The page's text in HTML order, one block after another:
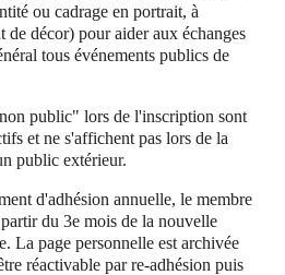
ou cadrage en portrait, à
de décor) pour aider aux échanges
tous événements publics de
public" lors de l'inscription sont
et ne s'affichent pas lors de la
public extérieur.
d'adhésion annuelle, le membre
du 3e mois de la nouvelle
La page personnelle est archivée
réactivable par re-adhésion puis